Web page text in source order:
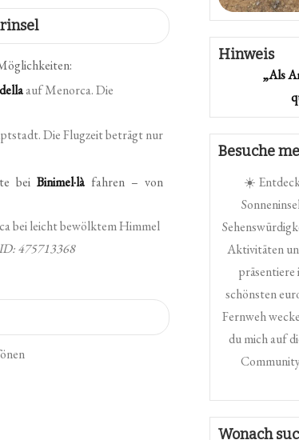
auf Menorca. Die
Die Flugzeit beträgt nur
beiBinimel·làfahren – von
475713368
Hinweis
„Als
Besuche
☀️
Aktivitäten
schönsten
Fernweh
du mich auf
Wonach